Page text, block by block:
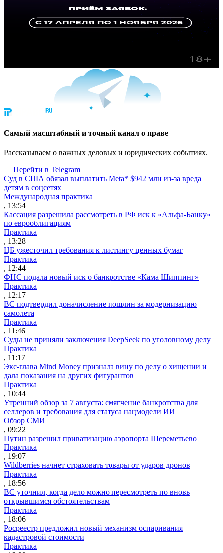
Cамый масштабный и точный канал о праве
Рассказываем о важных деловых и юридических событиях.
Перейти в Telegram
Суд в США обязал выплатить Meta* $942 млн из-за вреда
детям в соцсетях
Международная практика
, 13:54
Кассация разрешила рассмотреть в РФ иск к «Альфа-Банку»
по еврооблигациям
Практика
, 13:28
ЦБ ужесточил требования к листингу ценных бумаг
Практика
, 12:44
ФНС подала новый иск о банкротстве «Кама Шиппинг»
Практика
, 12:17
ВС подтвердил доначисление пошлин за модернизацию
самолета
Практика
, 11:46
Суды не приняли заключения DeepSeek по уголовному делу
Практика
, 11:17
Экс-глава Mind Money признала вину по делу о хищении и
дала показания на других фигурантов
Практика
, 10:44
Утренний обзор за 7 августа: смягчение банкротства для
селлеров и требования для статуса нацмодели ИИ
Обзор СМИ
, 09:22
Путин разрешил приватизацию аэропорта Шереметьево
Практика
, 19:07
Wildberries начнет страховать товары от ударов дронов
Практика
, 18:56
ВС уточнил, когда дело можно пересмотреть по вновь
открывшимся обстоятельствам
Практика
, 18:06
Росреестр предложил новый механизм оспаривания
кадастровой стоимости
Практика